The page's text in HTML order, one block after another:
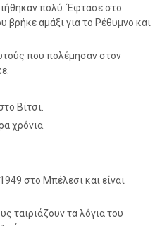
πολύ. Έφτασε στο
βρήκε αμάξι για το Ρέθυμνο και
που πολέμησαν στον
Βίτσι.
χρόνια.
στο Μπέλεσι και είναι
ταιριάζουν τα λόγια του